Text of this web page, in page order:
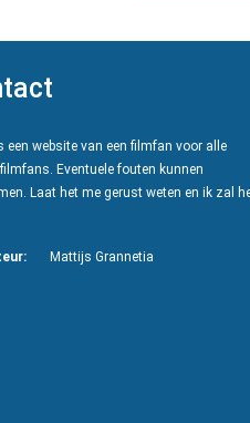
een website van een filmfan voor alle
Eventuele fouten kunnen
Laat het me gerust weten en ik zal
Mattijs Grannetia